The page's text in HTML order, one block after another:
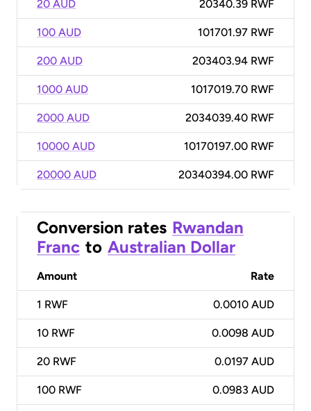
20 AUD 20340.39 RWF
100 AUD 101701.97 RWF
200 AUD 203403.94 RWF
1000 AUD 1017019.70 RWF
2000 AUD 2034039.40 RWF
10000 AUD 10170197.00 RWF
20000 AUD 20340394.00 RWF
Conversion rates Rwandan
Franc to Australian Dollar
Amount Rate
1 RWF 0.0010 AUD
10 RWF 0.0098 AUD
20 RWF 0.0197 AUD
100 RWF 0.0983 AUD